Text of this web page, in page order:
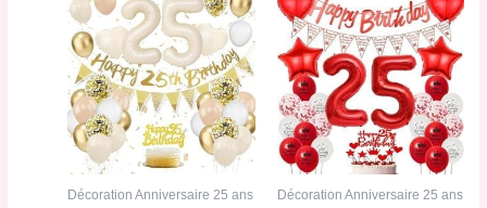
Décoration Anniversaire 25 ans Décoration Anniversaire 25 ans